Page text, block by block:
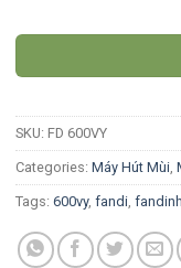
SKU: FD 600VY
Categories: Máy Hút Mùi
Tags: 600vy, fandi